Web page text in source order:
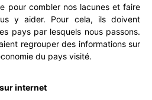
pour combler nos lacunes et faire
y aider. Pour cela, ils doivent
pays par lesquels nous passons.
regrouper des informations sur
du pays visité.
internet